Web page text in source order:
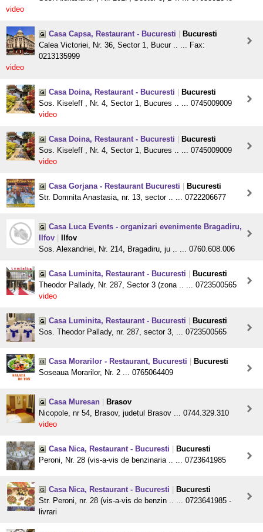
video
Casa Capsa, Restaurant - Bucuresti
Bucuresti
Calea Victoriei, Nr. 36, Sector 1, Bucur .. ... Fax:
0213135999
video
Casa Doina, Restaurant - Bucuresti
Bucuresti
Sos. Kiseleff , Nr. 4, Sector 1, Bucures .. ... 0745009009
video
Casa Doina, Restaurant - Bucuresti
Bucuresti
Sos. Kiseleff , Nr. 4, Sector 1, Bucures .. ... 0745009009
video
Casa Gorjana - Restaurant Bucuresti
Bucuresti
Str. Domnita Anastasia, nr. 13, sector .. ... 0722206677
Casa Luca Events - organizari evenimente Bragadiru,
Ilfov
Ilfov
Sos. Alexandriei, Nr. 214, Bragadiru, ju .. ... 0760.608.006
Casa Luminita, Restaurant - Bucuresti
Bucuresti
Theodor Pallady, Nr. 287, Sector 3 (zona .. ... 0723500565
video
Casa Luminita, Restaurant - Bucuresti
Bucuresti
Sos. Theodor Pallady, nr. 287, sector 3, ... 0723500565
Casa Morarilor - Restaurant, Bucuresti
Bucuresti
Soseaua Morarilor, Nr. 2 ... 0765064409
Casa Muresan
Brasov
Nicopole, nr 54, Brasov, judetul Brasov ... 0744.329.310
video
Casa Nica, Restaurant - Bucuresti
Bucuresti
Peroni, Nr. 28 (vis-a-vis de benzinaria .. ... 0723641985
Casa Nica, Restaurant - Bucuresti
Bucuresti
Str. Peroni, nr. 28 (vis-a-vis de benzin .. ... 0723641985 -
livrari